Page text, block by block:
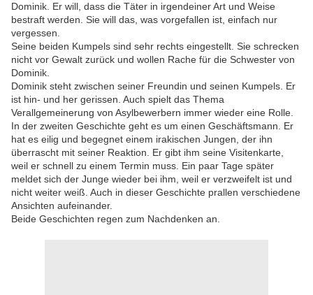
Dominik. Er will, dass die Täter in irgendeiner Art und Weise
bestraft werden. Sie will das, was vorgefallen ist, einfach nur
vergessen.
Seine beiden Kumpels sind sehr rechts eingestellt. Sie schrecken
nicht vor Gewalt zurück und wollen Rache für die Schwester von
Dominik.
Dominik steht zwischen seiner Freundin und seinen Kumpels. Er
ist hin- und her gerissen. Auch spielt das Thema
Verallgemeinerung von Asylbewerbern immer wieder eine Rolle.
In der zweiten Geschichte geht es um einen Geschäftsmann. Er
hat es eilig und begegnet einem irakischen Jungen, der ihn
überrascht mit seiner Reaktion. Er gibt ihm seine Visitenkarte,
weil er schnell zu einem Termin muss. Ein paar Tage später
meldet sich der Junge wieder bei ihm, weil er verzweifelt ist und
nicht weiter weiß. Auch in dieser Geschichte prallen verschiedene
Ansichten aufeinander.
Beide Geschichten regen zum Nachdenken an.